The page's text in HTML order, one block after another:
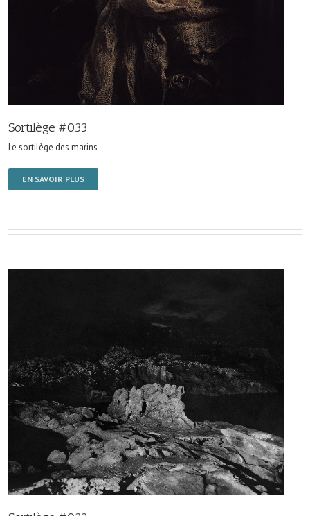
Sortilège #033
Le sortilège des marins
EN SAVOIR PLUS